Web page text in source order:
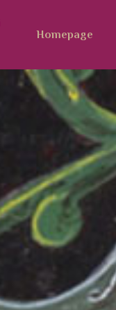
Homepage